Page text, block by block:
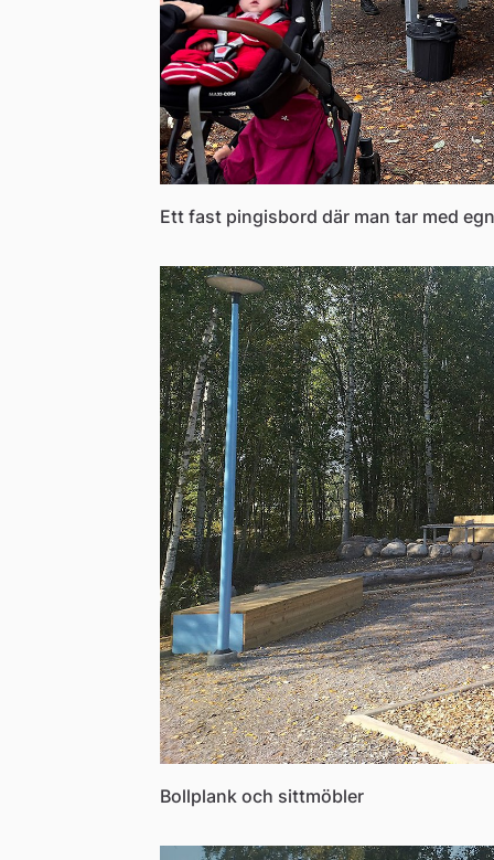
Ett fast pingisbord där man tar med
Bollplank och sittmöbler